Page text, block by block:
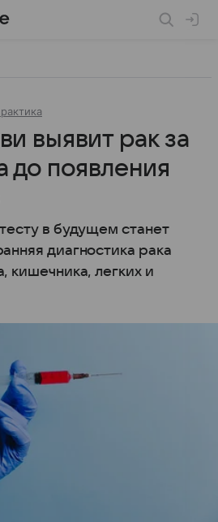
выявит рак за
до появления
в будущем станет
диагностика рака
кишечника, легких и